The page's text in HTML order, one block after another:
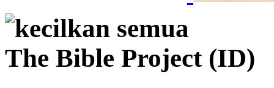
kecilkan semua
The Bible Project (ID)